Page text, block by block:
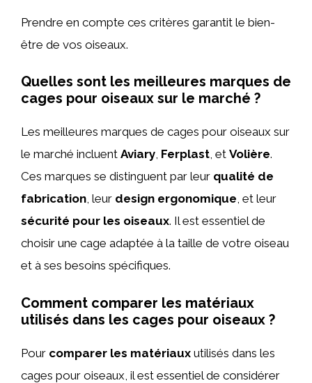
Prendre en compte ces critères garantit le bien-
être de vos oiseaux.
Quelles sont les meilleures marques de
cages pour oiseaux sur le marché ?
Les meilleures marques de cages pour oiseaux sur
le marché incluent Aviary, Ferplast, et Volière.
Ces marques se distinguent par leur qualité de
fabrication, leur design ergonomique, et leur
sécurité pour les oiseaux. Il est essentiel de
choisir une cage adaptée à la taille de votre oiseau
et à ses besoins spécifiques.
Comment comparer les matériaux
utilisés dans les cages pour oiseaux ?
Pour comparer les matériaux utilisés dans les
cages pour oiseaux, il est essentiel de considérer